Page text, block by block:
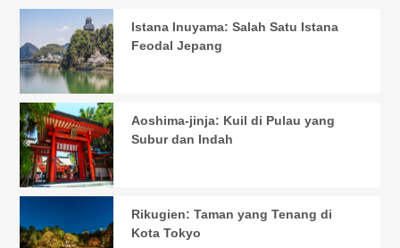
Istana Inuyama: Salah Satu Istana
Feodal Jepang
Aoshima-jinja: Kuil di Pulau yang
Subur dan Indah
Rikugien: Taman yang Tenang di
Kota Tokyo